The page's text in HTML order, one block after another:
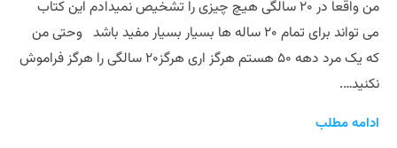
من واقعا در ۲۰ سالگی هیچ چیزی را تشخیص نمیدادم این کتاب
می تواند برای تمام ۲۰ ساله ها بسیار بسیار مفید باشد وحتی من
که یک مرد دهه ۵۰ هستم هرگز اری هرگز۲۰ سالگی را هرگز فراموش
نکنید….
ادامه مطلب